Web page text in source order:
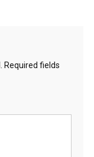
Required fields